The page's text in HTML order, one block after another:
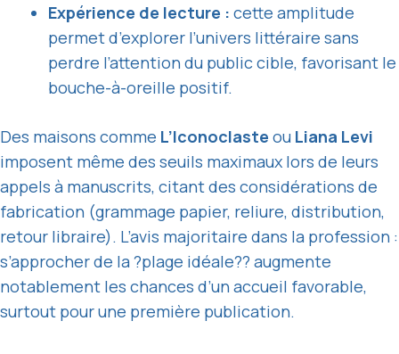
Expérience de lecture : cette amplitude
permet d’explorer l’univers littéraire sans
perdre l’attention du public cible, favorisant le
bouche-à-oreille positif.
Des maisons comme L’Iconoclaste ou Liana Levi
imposent même des seuils maximaux lors de leurs
appels à manuscrits, citant des considérations de
fabrication (grammage papier, reliure, distribution,
retour libraire). L’avis majoritaire dans la profession :
s’approcher de la ?plage idéale?? augmente
notablement les chances d’un accueil favorable,
surtout pour une première publication.